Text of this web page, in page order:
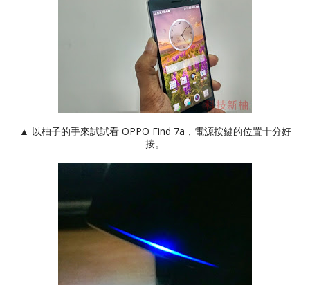
▲ 以柚子的手來試試看 OPPO Find 7a，電源按鍵的位置十分好
按。